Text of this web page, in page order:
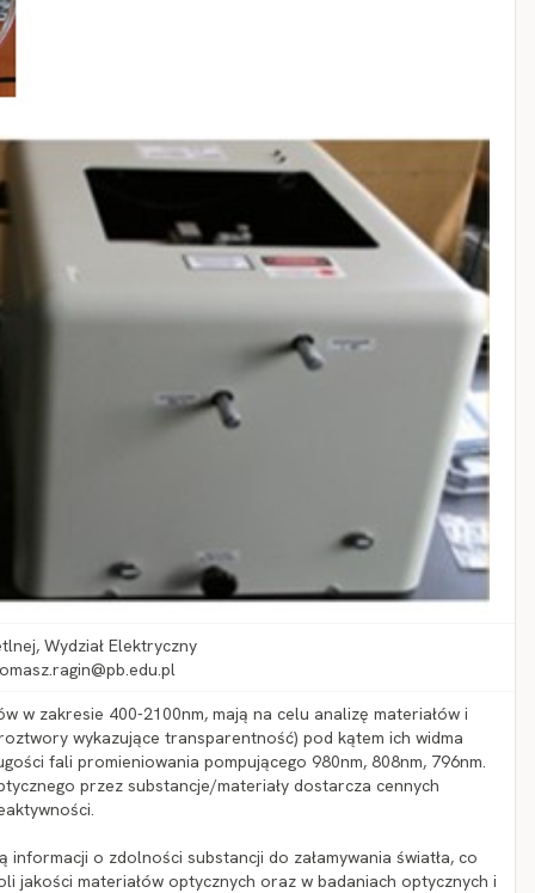
Wydział Elektryczny
w zakresie 400-2100nm, mają na celu analizę materiałów i
wykazujące transparentność) pod kątem ich widma
fali promieniowania pompującego 980nm, 808nm, 796nm.
przez substancje/materiały dostarcza cennych
o zdolności substancji do załamywania światła, co
jakości materiałów optycznych oraz w badaniach optycznych i